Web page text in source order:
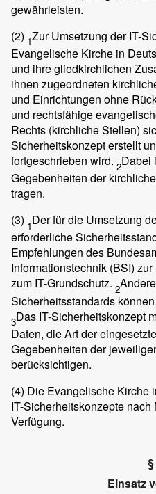
gewährleisten.
(2) 1Zur Umsetzung der IT-
Evangelische Kirche in
und ihre gliedkirchlichen
ihnen zugeordneten
und Einrichtungen ohne
und rechtsfähige
Rechts (kirchliche Stellen)
Sicherheitskonzept erstellt
fortgeschrieben wird. 2Dabei
Gegebenheiten der
tragen.
(3) 1Der für die Umsetzung
erforderliche
Empfehlungen des
Informationstechnik (BSI)
zum IT-Grundschutz. 2
Sicherheitsstandards
3Das IT-Sicherheitskonzept
Daten, die Art der
Gegebenheiten der
berücksichtigen.
(4) Die Evangelische Kirche
IT-Sicherheitskonzepte
Verfügung.
Einsatz